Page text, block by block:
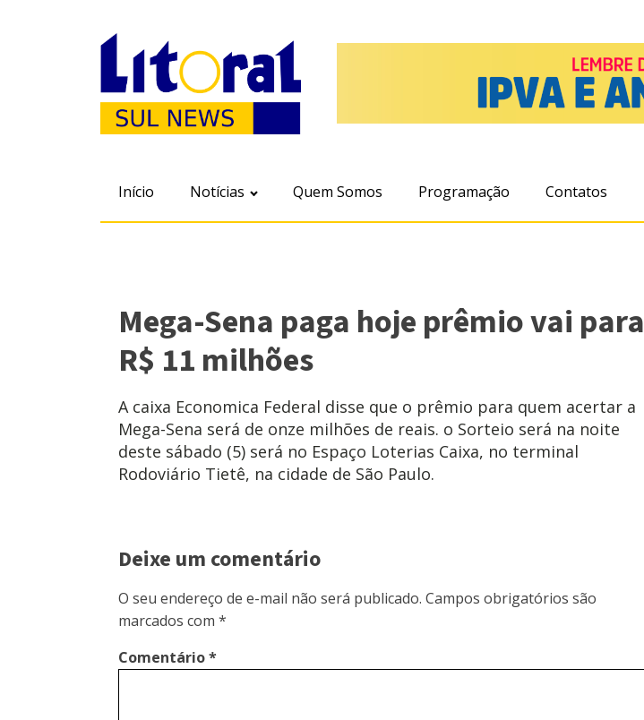
Início Notícias Quem Somos Programação Contatos
Mega-Sena paga hoje prêmio vai para
R$ 11 milhões
A caixa Economica Federal disse que o prêmio para quem acertar a
Mega-Sena será de onze milhões de reais. o Sorteio será na noite
deste sábado (5) será no Espaço Loterias Caixa, no terminal
Rodoviário Tietê, na cidade de São Paulo.
Deixe um comentário
O seu endereço de e-mail não será publicado. Campos obrigatórios são
marcados com *
Comentário*